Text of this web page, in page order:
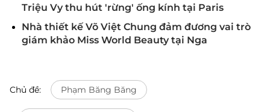
Triệu Vy thu hút 'rừng' ống kính tại Paris
Nhà thiết kế Võ Việt Chung đảm đương vai trò
giám khảo Miss World Beauty tại Nga
Chủ đề: Phạm Băng Băng